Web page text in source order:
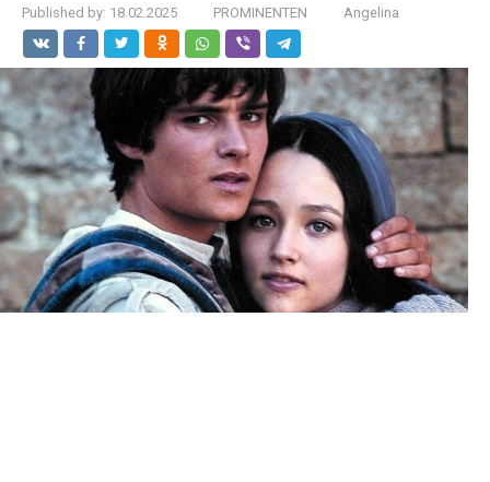
Published by: 18.02.2025 PROMINENTEN Angelina